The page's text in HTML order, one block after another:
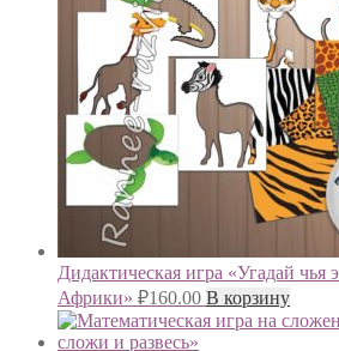
Дидактическая игра «Угадай
Африки» ₽160.00 В корзину